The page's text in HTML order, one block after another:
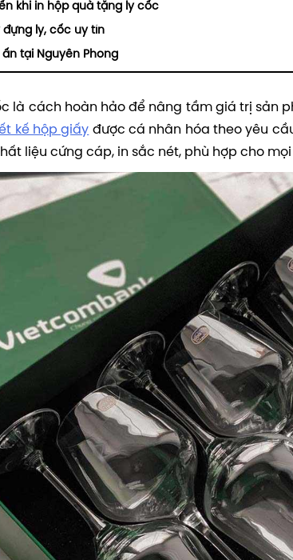
khi in hộp quà tặng ly cốc
ly, cốc uy tín
tại Nguyên Phong
là cách hoàn hảo để nâng tầm giá trị sản
kế hộp giấy được cá nhân hóa theo yêu
liệu cứng cáp, in sắc nét, phù hợp cho